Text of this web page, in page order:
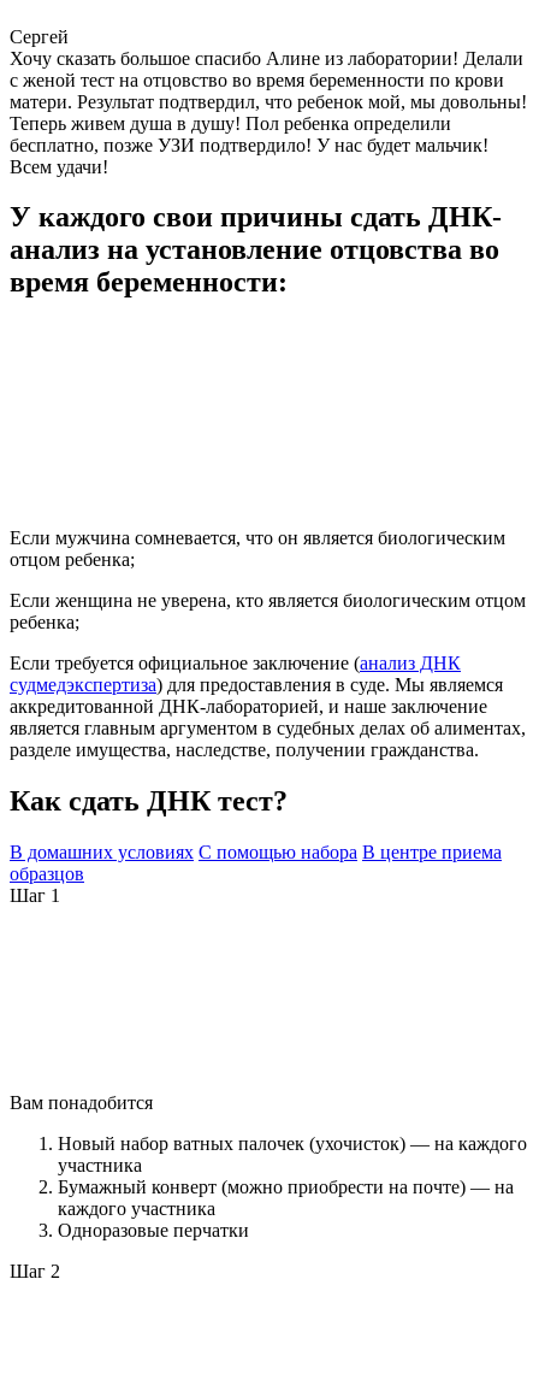
Сергей
Хочу сказать большое спасибо Алине из лаборатории! Делали
с женой тест на отцовство во время беременности по крови
матери. Результат подтвердил, что ребенок мой, мы довольны!
Теперь живем душа в душу! Пол ребенка определили
бесплатно, позже УЗИ подтвердило! У нас будет мальчик!
Всем удачи!
У каждого свои причины сдать ДНК-
анализ на установление отцовства во
время беременности:
Если мужчина сомневается, что он является биологическим
отцом ребенка;
Если женщина не уверена, кто является биологическим отцом
ребенка;
Если требуется официальное заключение (анализ ДНК
судмедэкспертиза) для предоставления в суде. Мы являемся
аккредитованной ДНК-лабораторией, и наше заключение
является главным аргументом в судебных делах об алиментах,
разделе имущества, наследстве, получении гражданства.
Как сдать ДНК тест?
В домашних условиях С помощью набора В центре приема
образцов
Шаг 1
Вам понадобится
Новый набор ватных палочек (ухочисток) — на каждого
участника
Бумажный конверт (можно приобрести на почте) — на
каждого участника
Одноразовые перчатки
Шаг 2